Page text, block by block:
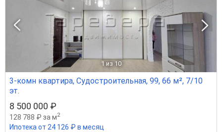
1 из 10
3-комн квартира, Судостроительная, 99, 66 м², 7/10
эт.
8 500 000 ₽
128 788 ₽ за м2
Ипотека от 24 126 ₽ в месяц